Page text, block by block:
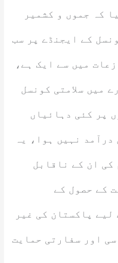
کہ جموں و کشمیر
کے ایجنڈے پر سب
میں سے ایک ہے،
میں سلامتی کونسل
پر کئی دہائیاں
نہیں ہوا، یہ
کی ان کے ناقابل
کے حصول کے
پاکستان کی غیر
اور سفارتی حمایت